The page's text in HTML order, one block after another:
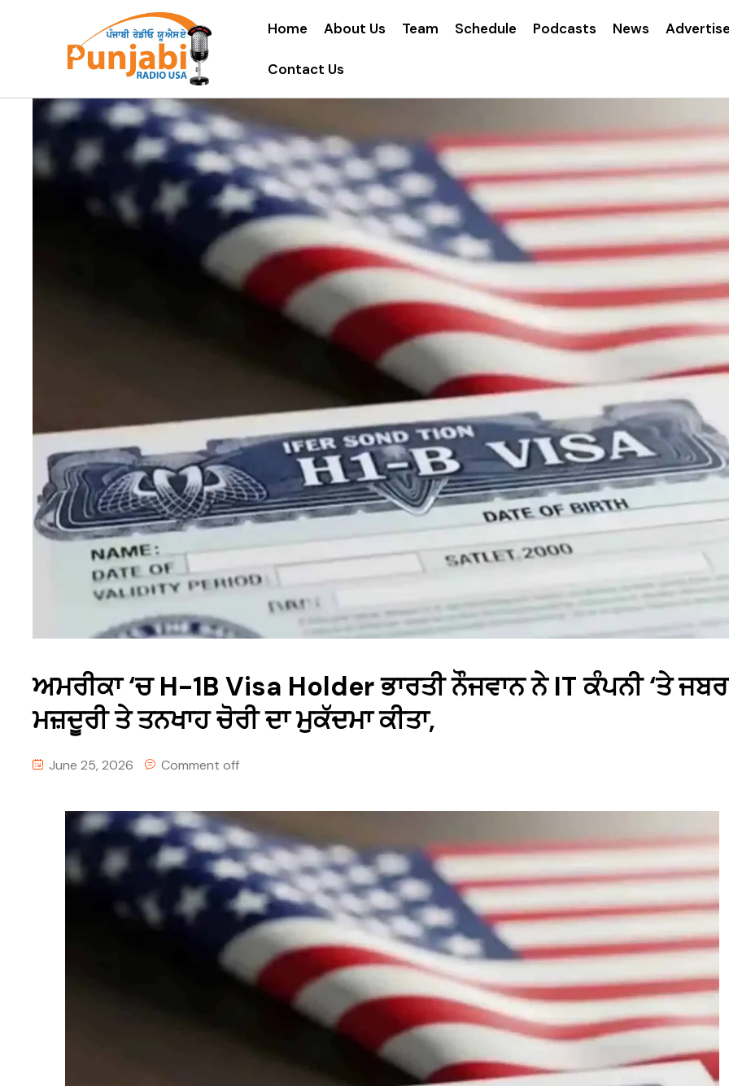
Home About Us Team Schedule Podcasts News Advertise
Contact Us
ਅਮਰੀਕਾ ‘ਚ H-1B Visa Holder ਭਾਰਤੀ ਨੌਜਵਾਨ ਨੇ IT ਕੰਪਨੀ ‘ਤੇ
ਮਜ਼ਦੂਰੀ ਤੇ ਤਨਖਾਹ ਚੋਰੀ ਦਾ ਮੁਕੱਦਮਾ ਕੀਤਾ,
June 25, 2026 Comment off